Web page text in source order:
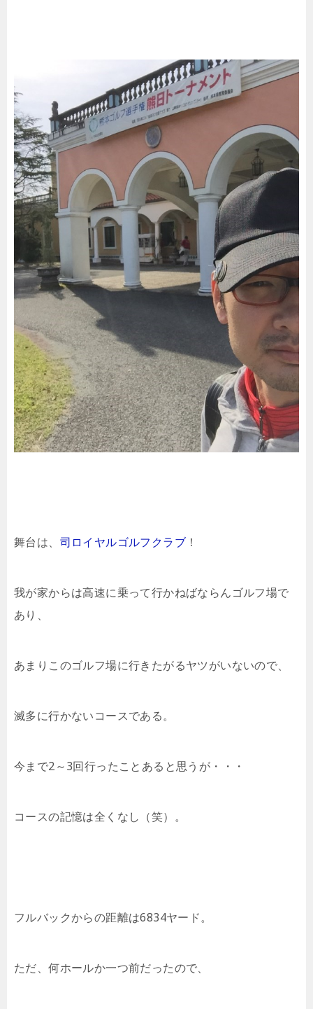
舞台は、 司ロイヤルゴルフクラブ ！
我が家からは高速に乗って行かねばならんゴルフ場で
あり、
あまりこのゴルフ場に行きたがるヤツがいないので、
滅多に行かないコースである。
今まで2～3回行ったことあると思うが・・・
コースの記憶は全くなし（笑）。
フルバックからの距離は6834ヤード。
ただ、何ホールか一つ前だったので、